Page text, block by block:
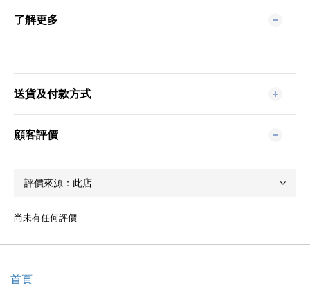
了解更多
送貨及付款方式
顧客評價
尚未有任何評價
首頁